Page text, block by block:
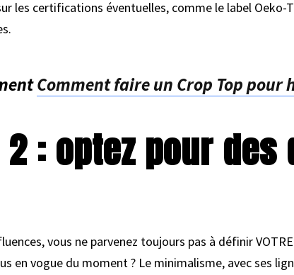
les certifications éventuelles, comme le label Oeko-
Comment faire un Crop Top pour
: optez pour
vous ne parvenez toujours pas à définir
en vogue du moment ? Le minimalisme, avec ses